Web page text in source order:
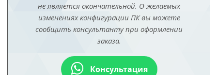
не является окончательной. О желаемых
изменениях конфигурации ПК вы можете
сообщить консультанту при оформлении
заказа.
Консультация